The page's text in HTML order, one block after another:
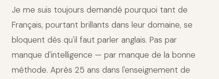
Je me suis toujours demandé pourquoi tant de
Français, pourtant brillants dans leur domaine, se
bloquent dès qu'il faut parler anglais. Pas par
manque d'intelligence — par manque de la bonne
méthode. Après 25 ans dans l'enseignement de